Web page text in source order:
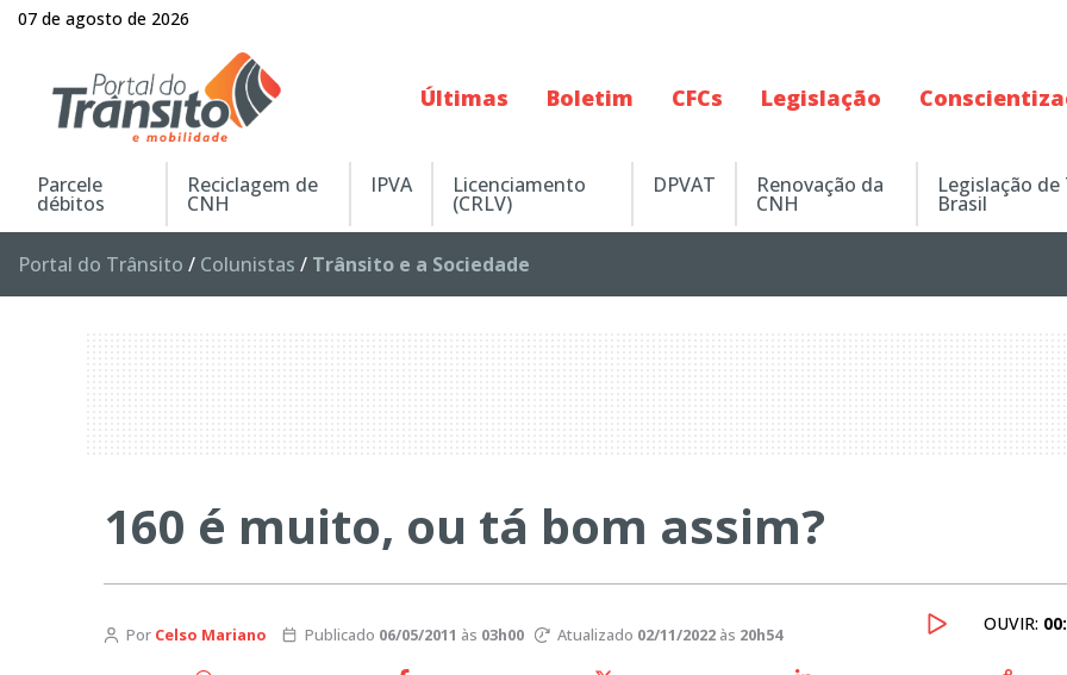
07 de agosto de 2026
Últimas Boletim CFCs Legislação
Parcele
débitos
Reciclagem de
CNH
IPVA Licenciamento
(CRLV)
DPVAT Renovação da
CNH
Legislação
Brasil
Portal do Trânsito / Colunistas / Trânsito e a Sociedade
160 é muito, ou tá bom assim?
Por Celso Mariano Publicado 06/05/2011 às 03h00 Atualizado 02/11/2022 às 20h54 OUVIR: